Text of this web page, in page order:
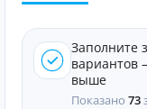
Заполните
вариантов
выше
Показано 73